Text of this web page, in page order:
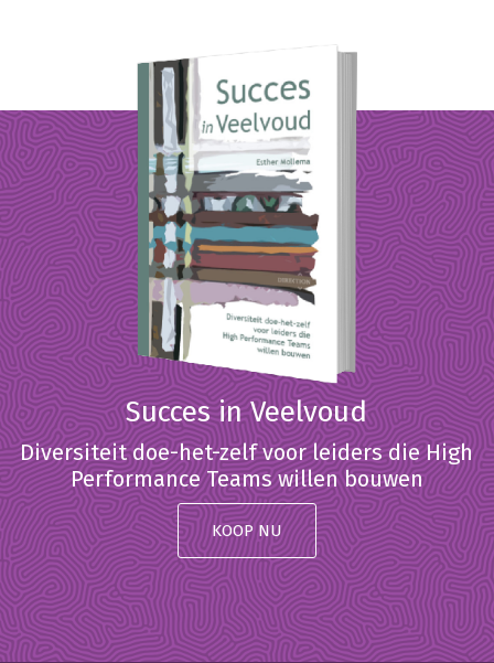
Succes in Veelvoud
Diversiteit doe-het-zelf voor leiders die High
Performance Teams willen bouwen
KOOP NU